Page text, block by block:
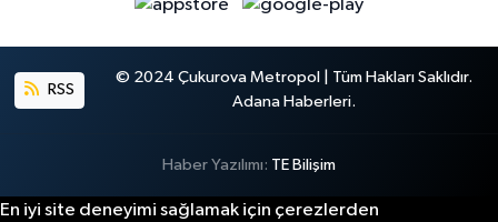
RSS
© 2024 Çukurova Metropol | Tüm Hakları Saklıdır.
Adana Haberleri.
Haber Yazılımı: TE Bilişim
En iyi site deneyimi sağlamak için çerezlerden